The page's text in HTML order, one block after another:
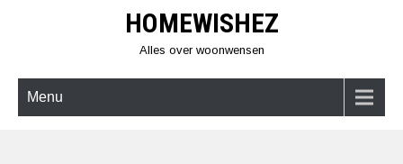
HOMEWISHEZ
Alles over woonwensen
Menu